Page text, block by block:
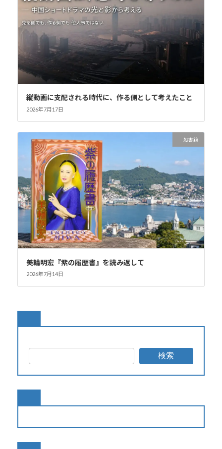
縦動画に支配される時代に、作る側として考えたこと
2026年7月17日
一般書籍
美輪明宏『紫の履歴書』を読み返して
2026年7月14日
検索